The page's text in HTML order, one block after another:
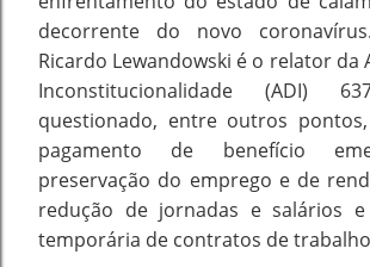
decorrente do novo
Ricardo Lewandowski é o relator da
Inconstitucionalidade (ADI)
questionado, entre outros
pagamento de benefício
preservação do emprego e de
redução de jornadas e salários
temporária de contratos de